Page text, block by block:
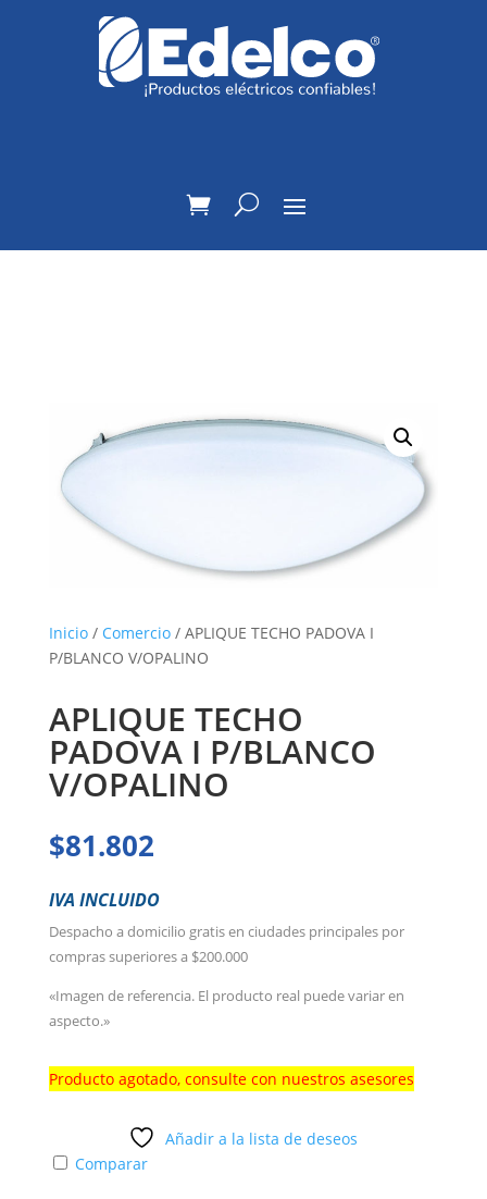
Inicio/ Comercio/ APLIQUE TECHO PADOVA I
P/BLANCO V/OPALINO
APLIQUE TECHO
PADOVA I P/BLANCO
V/OPALINO
$81.802
IVA INCLUIDO
Despacho a domicilio gratis en ciudades principales por
compras superiores a $200.000
«Imagen de referencia. El producto real puede variar en
aspecto.»
Producto agotado, consulte con nuestros asesores
Añadir a la lista de deseos
Comparar